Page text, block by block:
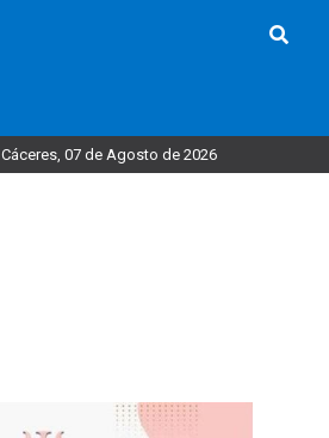
Cáceres, 07 de Agosto de 2026